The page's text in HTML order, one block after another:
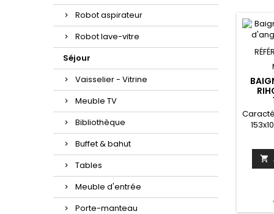
Robot aspirateur
Robot lave-vitre
Séjour
Vaisselier - Vitrine
Meuble TV
Bibliothèque
Buffet & bahut
Tables
Meuble d'entrée
Porte-manteau
(noir
LPieds
les
11
appui-
